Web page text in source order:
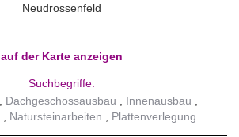
Neudrossenfeld
auf der Karte anzeigen
Suchbegriffe:
Dachgeschossausbau
Innenausbau
Natursteinarbeiten Plattenverlegung